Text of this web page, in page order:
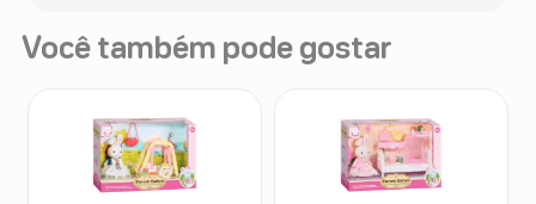
Você também pode gostar